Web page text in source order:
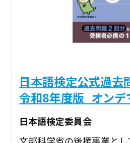
日本語検定公式過
令和8年度版_オンデ
日本語検定委員会